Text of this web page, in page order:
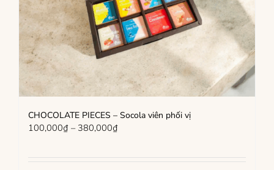
CHOCOLATE PIECES – Socola viên phối vị
100,000₫ – 380,000₫Khoảng
100,000₫